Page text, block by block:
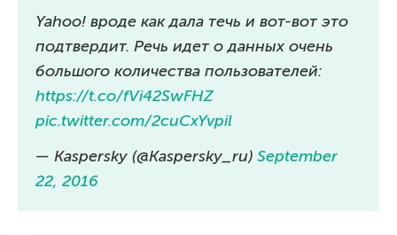
Yahoo! вроде как дала течь и вот-вот это
подтвердит. Речь идет о данных очень
большого количества пользователей:
https://t.co/fVi42SwFHZ
pic.twitter.com/2cuCxYvpil
— Kaspersky (@Kaspersky_ru) September
22, 2016